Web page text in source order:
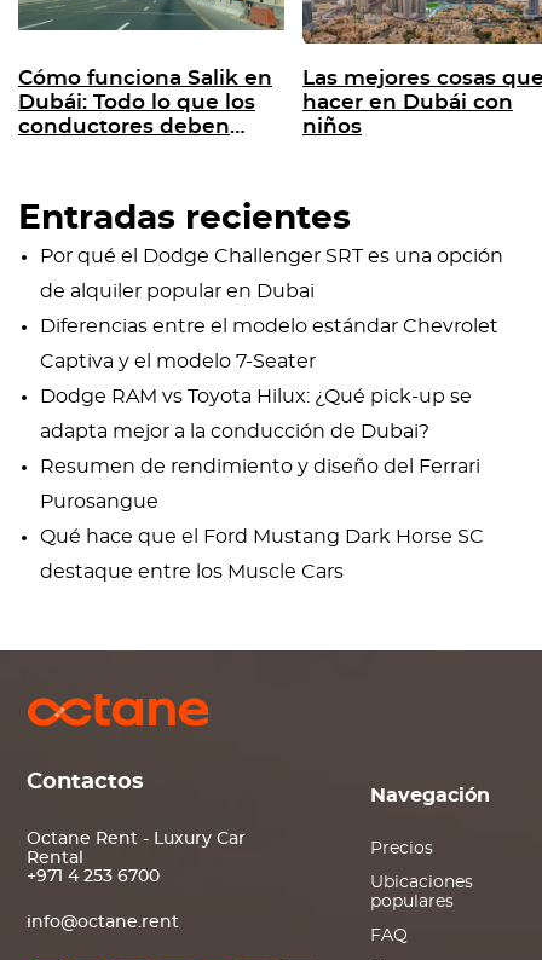
Cómo funciona Salik en
Dubái: Todo lo que los
conductores deben
Las mejores cosas
hacer en Dubái con
niños
Entradas recientes
Por qué el Dodge Challenger SRT es una opción
de alquiler popular en Dubai
Diferencias entre el modelo estándar Chevrolet
Captiva y el modelo 7-Seater
Dodge RAM vs Toyota Hilux: ¿Qué pick-up se
adapta mejor a la conducción de Dubai?
Resumen de rendimiento y diseño del Ferrari
Purosangue
Qué hace que el Ford Mustang Dark Horse SC
destaque entre los Muscle Cars
Contactos
Octane Rent - Luxury Car
Rental
+971 4 253 6700
info@octane.rent
Navegación
Precios
Ubicaciones
populares
FAQ